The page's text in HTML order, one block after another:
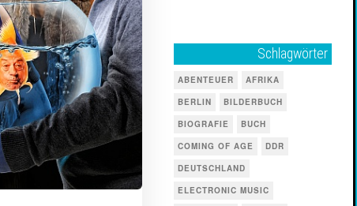
Schlagwörter
ABENTEUER
AFRIKA
BERLIN
BILDERBUCH
BIOGRAFIE
BUCH
COMING OF AGE
DDR
DEUTSCHLAND
ELECTRONIC MUSIC